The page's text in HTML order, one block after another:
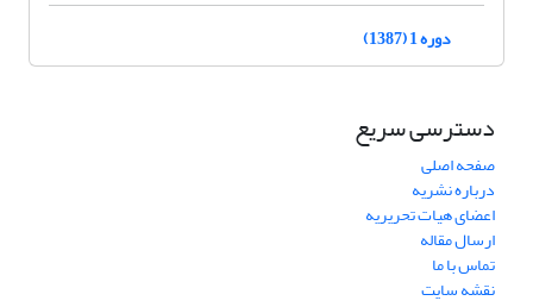
دوره 1 (1387)
دسترسی سریع
صفحه اصلی
درباره نشریه
اعضای هیات تحریریه
ارسال مقاله
تماس با ما
نقشه سایت